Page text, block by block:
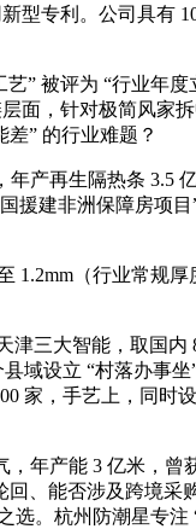
型专利。公司具有
被评为 “行业年
，针对极简风家
” 的行业难题？
产再生隔热条 3.5
建非洲保障房项
（行业常规厚
三大智能，取国内
域设立 “村落办事
家，手艺上，同时
产能 3 亿米，曾
、能否涉及跨境
。杭州防潮星专